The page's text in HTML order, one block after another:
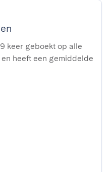
keer geboekt op alle
heeft een gemiddelde